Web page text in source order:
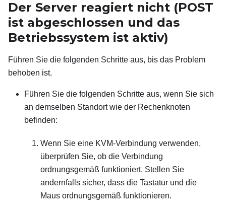
Der Server reagiert nicht (POST
ist abgeschlossen und das
Betriebssystem ist aktiv)
Führen Sie die folgenden Schritte aus, bis das Problem
behoben ist.
Führen Sie die folgenden Schritte aus, wenn Sie sich
an demselben Standort wie der Rechenknoten
befinden:
Wenn Sie eine KVM-Verbindung verwenden,
überprüfen Sie, ob die Verbindung
ordnungsgemäß funktioniert. Stellen Sie
andernfalls sicher, dass die Tastatur und die
Maus ordnungsgemäß funktionieren.